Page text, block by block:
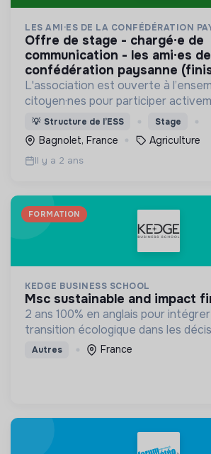
LES AMI·ES DE LA CONFÉDÉRATION
offre de stage - chargé·e de
communication - les ami·es
confédération paysanne
L'association est ouverte à
citoyen·nes pour participer
en place d’une agriculture paysanne,
respectueuse du vivant.
💡 Structure de l’ESS Stage
Bagnolet, France Agriculture
Il y a 2 ans
FORMATION
KEDGE BUSINESS SCHOOL
msc sustainable and impact
2 ans 100% en anglais pour
transition écologique dans les
financières et la stratégie des
Autres France